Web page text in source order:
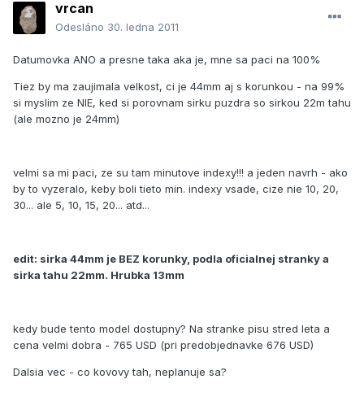
vrcan
Odesláno 30. ledna 2011
Datumovka ANO a presne taka aka je, mne sa paci na 100%
Tiez by ma zaujimala velkost, ci je 44mm aj s korunkou - na 99%
si myslim ze NIE, ked si porovnam sirku puzdra so sirkou 22m tahu
(ale mozno je 24mm)
velmi sa mi paci, ze su tam minutove indexy!!! a jeden navrh - ako
by to vyzeralo, keby boli tieto min. indexy vsade, cize nie 10, 20,
30... ale 5, 10, 15, 20... atd...
edit: sirka 44mm je BEZ korunky, podla oficialnej stranky a
sirka tahu 22mm. Hrubka 13mm
kedy bude tento model dostupny? Na stranke pisu stred leta a
cena velmi dobra - 765 USD (pri predobjednavke 676 USD)
Dalsia vec - co kovovy tah, neplanuje sa?